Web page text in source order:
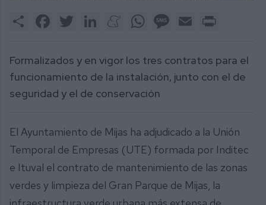
1
Share FacebookTwitter LinkedInMeneameWhatsAppMessage
Email
Formalizados y en vigor los tres contratos para el
funcionamiento de la instalación, junto con el de
seguridad y el de conservación
El Ayuntamiento de Mijas ha adjudicado a la Unión
Temporal de Empresas (UTE) formada por Inditec
e Ituval el contrato de mantenimiento de las zonas
verdes y limpieza del Gran Parque de Mijas, la